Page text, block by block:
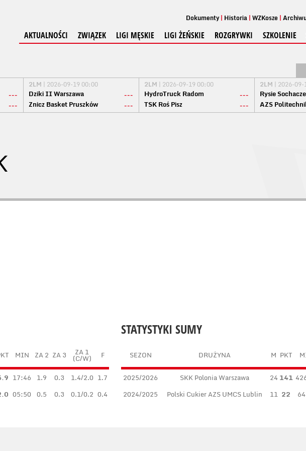
Dokumenty Historia WZKosze
AKTUALNOŚCI ZWIĄZEK LIGI MĘSKIE LIGI ŻEŃSKIE ROZGRYWKI SZKOLENIE
---
---
2LM | 2026-09-19 00:00
Dziki II Warszawa
---
Znicz Basket Pruszków
---
2LM | 2026-09-19 00:00
HydroTruck Radom
---
TSK Roś Pisz
---
2LM | 2026-
Rysie
AZS
STATYSTYKI SUMY
SEZON DRUŻYNA M PKT
2025/2026 SKK Polonia Warszawa 24 141
2024/2025
Polski Cukier AZS UMCS Lublin 11 22
MIN ZA 2 ZA 3 ZA 1
(C/W) F
17:46 1.9 0.3 1.4/2.0 1.7
05:50 0.5 0.3 0.1/0.2 0.4